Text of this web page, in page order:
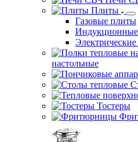
Плиты
Газовые плиты
настольные
Тостеры